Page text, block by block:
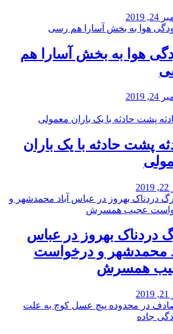
هوا به بخش آسارا هم
پشت حادثه با یک باران
دردناک بهروز در عباس
محمدشهر و درخواست
همسرش